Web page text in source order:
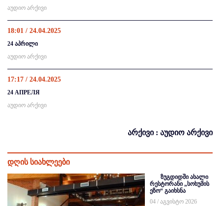
აუდიო არქივი
18:01 / 24.04.2025
24 აპრილი
აუდიო არქივი
17:17 / 24.04.2025
24 АПРЕЛЯ
აუდიო არქივი
არქივი : აუდიო არქივი
დღის სიახლეები
ზუგდიდში ახალი
რესტორანი „სოხუმის
ეზო“ გაიხსნა
04 / აგვისტო 2026